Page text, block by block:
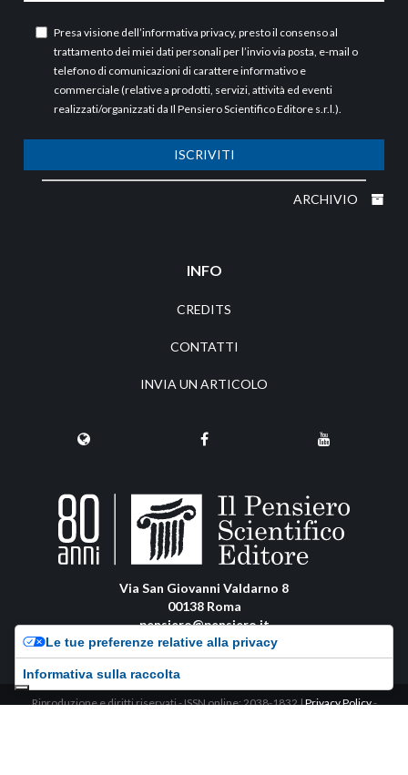
Presa visione dell’informativa privacy, presto il consenso al
trattamento dei miei dati personali per l’invio via posta, e-mail o
telefono di comunicazioni di carattere informativo e
commerciale (relative a prodotti, servizi, attività ed eventi
realizzati/organizzati da Il Pensiero Scientifico Editore s.r.l.).
ISCRIVITI
ARCHIVIO
INFO
CREDITS
CONTATTI
INVIA UN ARTICOLO
Via San Giovanni Valdarno 8
00138 Roma
pensiero@pensiero.it
amministrazione@pec.pensiero.com
Riproduzione e diritti riservati - ISSN online: 2038-1832 |Privacy Policy-
Le tue preferenze relative alla privacy
Informativa sulla raccolta